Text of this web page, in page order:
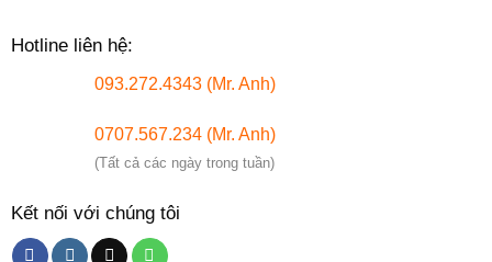
Hotline liên hệ:
093.272.4343 (Mr. Anh)
0707.567.234 (Mr. Anh)
(Tất cả các ngày trong tuần)
Kết nối với chúng tôi